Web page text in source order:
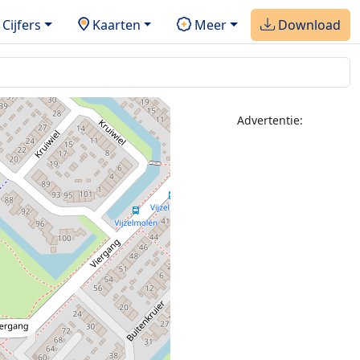
Cijfers Kaarten Meer Download
Advertentie: